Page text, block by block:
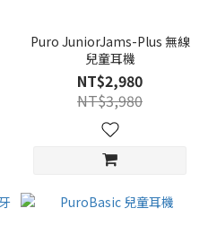
Puro JuniorJams-Plus 無線
兒童耳機
NT$2,980
NT$3,980